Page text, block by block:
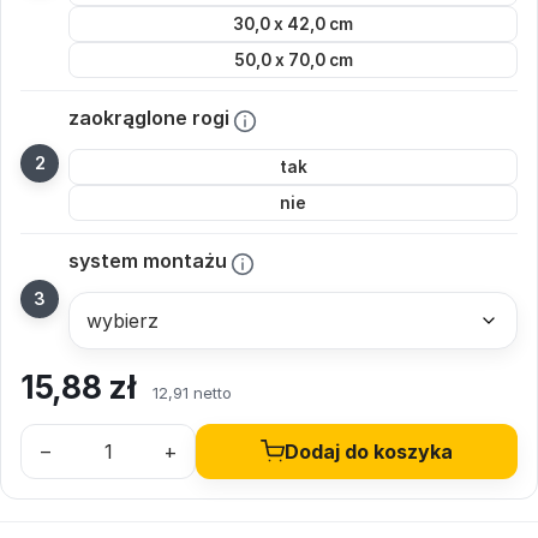
30,0 x 42,0 cm
50,0 x 70,0 cm
zaokrąglone rogi
tak
nie
system montażu
15,88 zł 12,91 netto
– + Dodaj do koszyka